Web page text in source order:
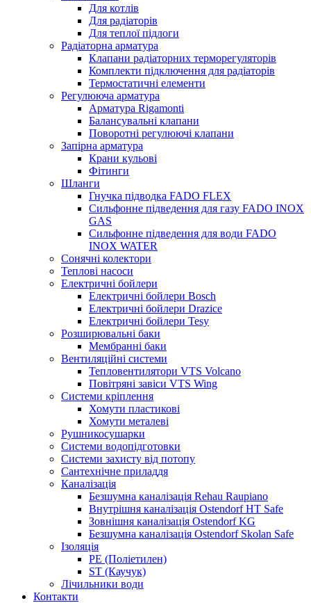
Для котлів
Для радіаторів
Для теплої підлоги
Радіаторна арматура
Клапани радіаторних терморегуляторів
Комплекти підключення для радіаторів
Термостатичні елементи
Регулююча арматура
Арматура Rigamonti
Балансувальні клапани
Поворотні регулюючі клапани
Запірна арматура
Крани кульові
Фітинги
Шланги
Гнучка підводка FADO FLEX
Сильфонне підведення для газу FADO INOX
GAS
Сильфонне підведення для води FADO
INOX WATER
Сонячні колектори
Теплові насоси
Електричні бойлери
Електричні бойлери Bosch
Електричні бойлери Drazice
Електричні бойлери Tesy
Розширювальні баки
Мембранні баки
Вентиляційні системи
Тепловентилятори VTS Volcano
Повітряні завіси VTS Wing
Системи кріплення
Хомути пластикові
Хомути металеві
Рушникосушарки
Системи водопідготовки
Системи захисту від потопу
Сантехнічне приладдя
Каналізація
Безшумна каналізація Rehau Raupiano
Внутрішня каналізація Ostendorf HT Safe
Зовнішня каналізація Ostendorf KG
Безшумна каналізація Ostendorf Skolan Safe
Ізоляція
PE (Поліетилен)
ST (Каучук)
Лічильники води
Контакти